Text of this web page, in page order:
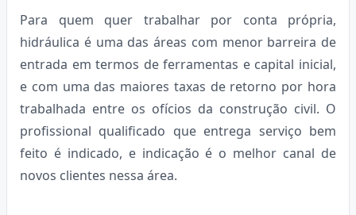
Para quem quer trabalhar por conta própria,
hidráulica é uma das áreas com menor barreira de
entrada em termos de ferramentas e capital inicial,
e com uma das maiores taxas de retorno por hora
trabalhada entre os ofícios da construção civil. O
profissional qualificado que entrega serviço bem
feito é indicado, e indicação é o melhor canal de
novos clientes nessa área.